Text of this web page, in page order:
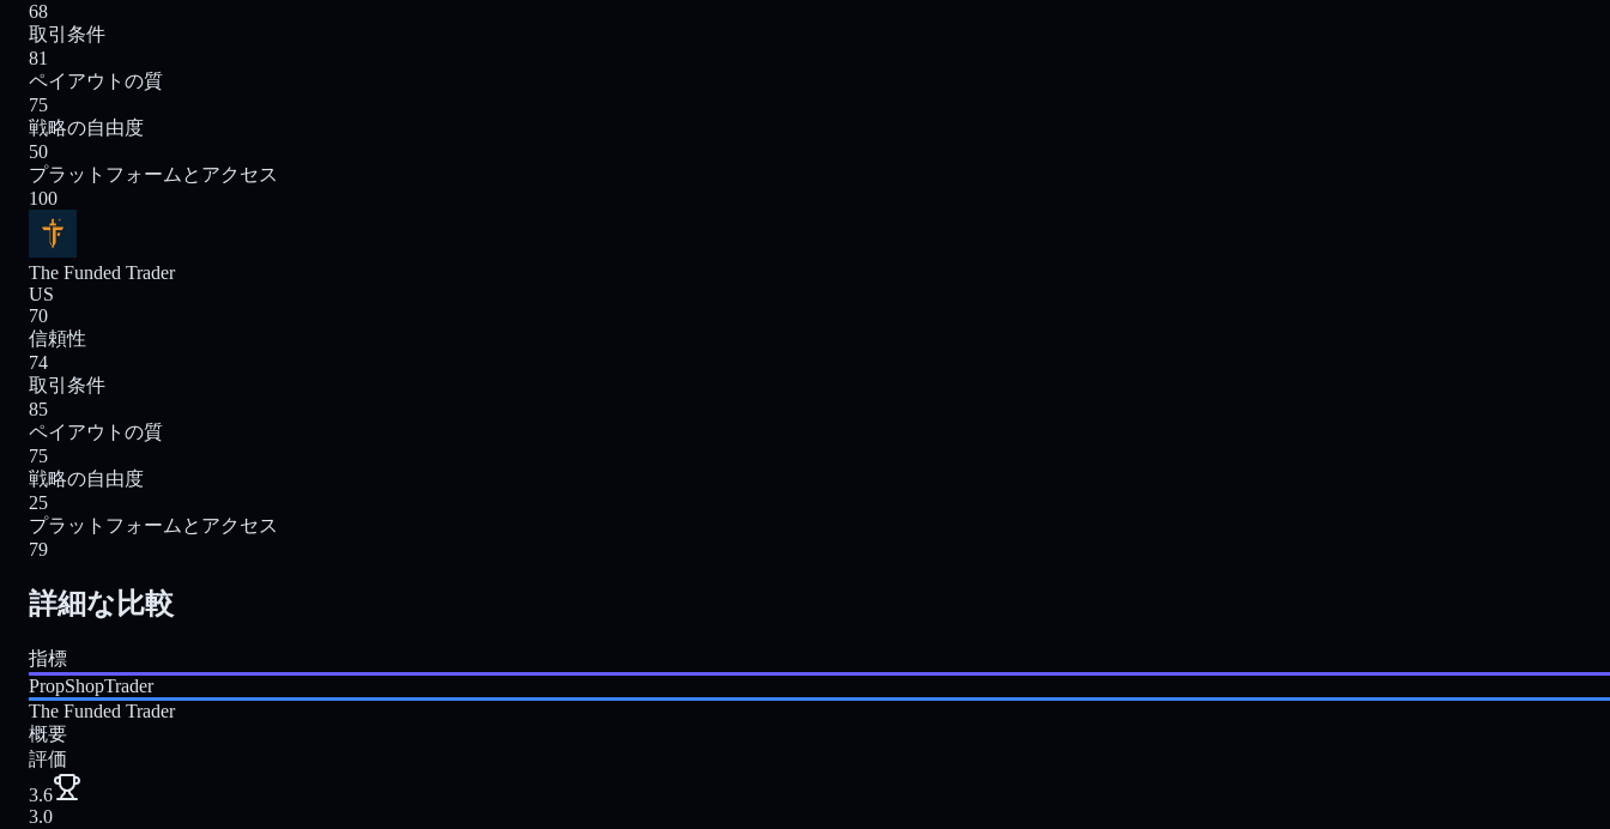
68
取引条件
81
ペイアウトの質
75
戦略の自由度
50
プラットフォームとアクセス
100
The Funded Trader
US
70
信頼性
74
取引条件
85
ペイアウトの質
75
戦略の自由度
25
プラットフォームとアクセス
79
詳細な比較
指標
PropShopTrader
The Funded Trader
概要
評価
3.6
3.0